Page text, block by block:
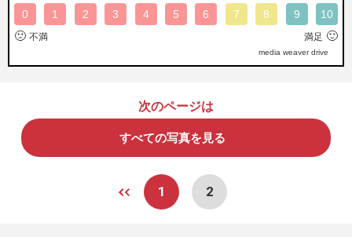
0 1 2 3 4 5 6 7 8 9 10
🙁 不満 満足 🙂
media weaver drive
次のページは
すべての写真を見る
1 2